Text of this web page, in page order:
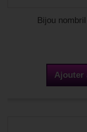
Bijou
Ajouter